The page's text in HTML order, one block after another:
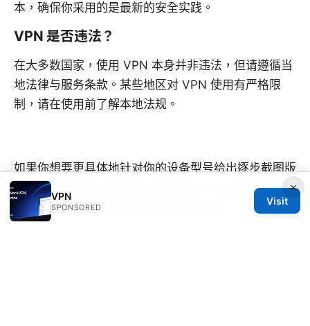
本，确保你采用的是最新的安全实践。
VPN 是否违法？
在大多数国家，使用 VPN 本身并非违法，但请遵循当
地法律与服务条款。某些地区对 VPN 使用有严格限
制，请在使用前了解本地法规。
如果你想要更具体地针对你的设备型号给出逐步截图版
教程，告诉我你的路由器品牌型号与 VPN 服务商，我
可以为你定制一份逐步可执行的操作清单。
×
VPN
SPONSORED
Visit